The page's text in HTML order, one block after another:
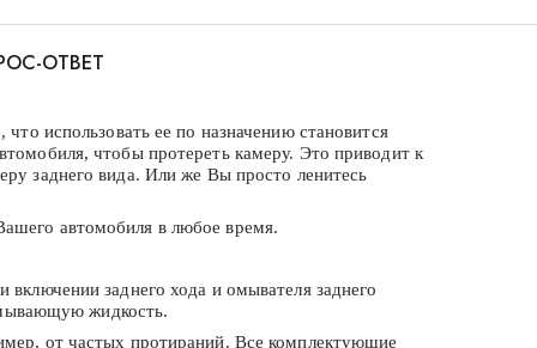
ОТВЕТ
использовать ее по назначению становится
чтобы протереть камеру. Это приводит к
заднего вида. Или же Вы просто ленитесь
автомобиля в любое время.
заднего хода и омывателя заднего
жидкость.
от частых протираний. Все комплектующие